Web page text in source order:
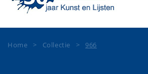
Home > Collectie > 966